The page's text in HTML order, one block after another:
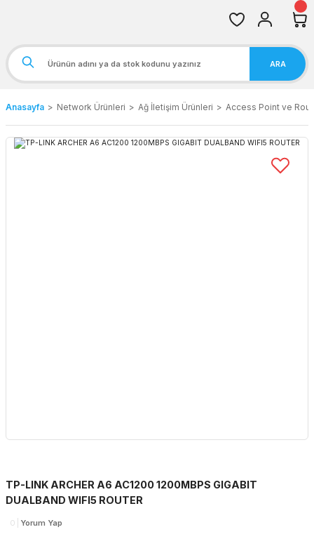
ARA
Anasayfa Network Ürünleri Ağ İletişim Ürünleri Access Point ve
TP-LINK ARCHER A6 AC1200 1200MBPS GIGABIT
DUALBAND WIFI5 ROUTER
0 Yorum Yap